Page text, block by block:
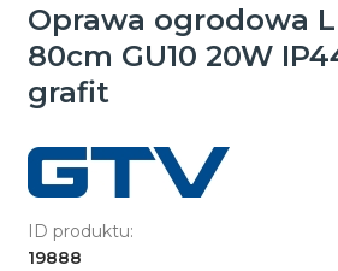
Oprawa ogrodowa
80cm GU10 20W
grafit
ID produktu:
19888